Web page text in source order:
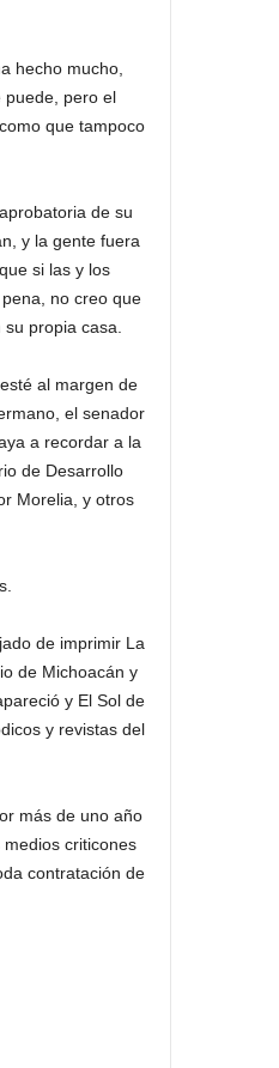
hecho mucho,
puede, pero el
que tampoco
de su
y la gente fuera
si las y los
no creo que
propia casa.
al margen de
el senador
a recordar a la
de Desarrollo
Morelia, y otros
de imprimir La
de Michoacán y
y El Sol de
y revistas del
más de uno año
criticones
contratación de